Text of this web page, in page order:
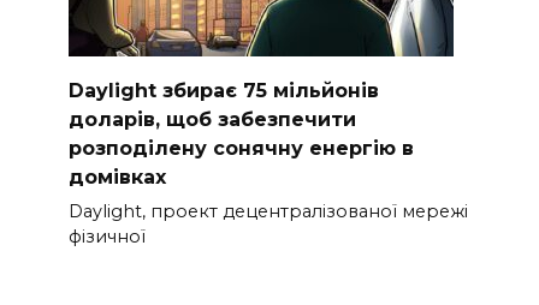
Daylight збирає 75 мільйонів
доларів, щоб забезпечити
розподілену сонячну енергію в
домівках
Daylight, проект децентралізованої мережі
фізичної